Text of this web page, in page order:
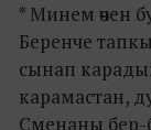
* Минем өчен
Беренче
сынап
карамастан,
Сменаны бер-